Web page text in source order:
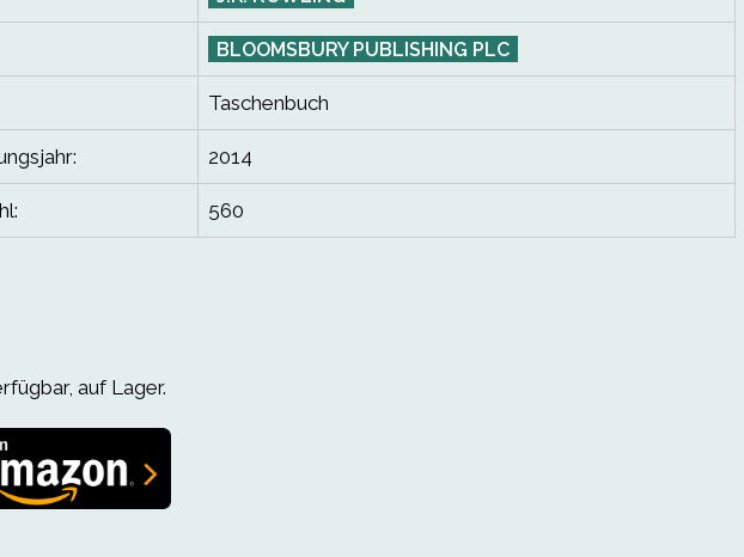
BLOOMSBURY PUBLISHING PLC
Taschenbuch
2014
560
auf Lager.